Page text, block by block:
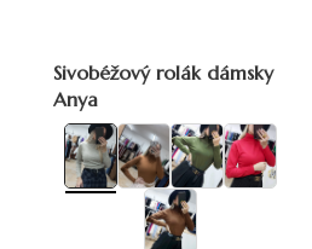
Sivobéžový rolák dámsky
Anya